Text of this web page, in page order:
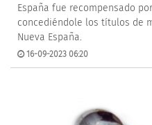
España fue recompensado
concediéndole los títulos de
Nueva España.
16-09-2023 06:20